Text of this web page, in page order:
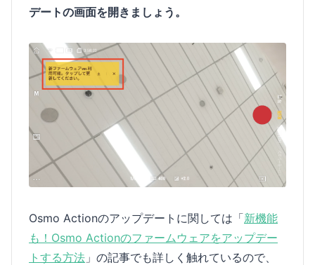
デートの画面を開きましょう。
Osmo Actionのアップデートに関しては「新機能
も！Osmo Actionのファームウェアをアップデー
トする方法 」の記事でも詳しく触れているので、